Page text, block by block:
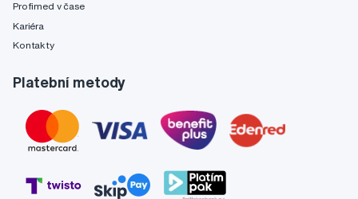
Profimed v čase
Kariéra
Kontakty
Platební metody